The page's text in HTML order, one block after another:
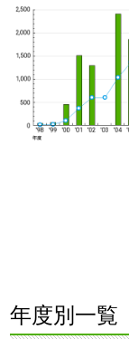
年度別一覧